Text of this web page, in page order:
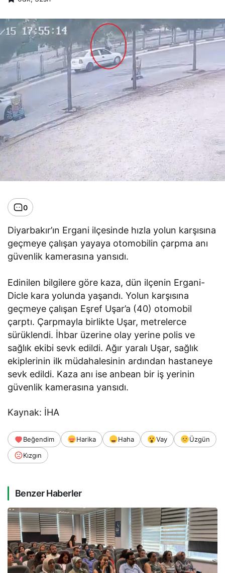
0
Diyarbakır’ın Ergani ilçesinde hızla yolun karşısına
geçmeye çalışan yayaya otomobilin çarpma anı
güvenlik kamerasına yansıdı.
Edinilen bilgilere göre kaza, dün ilçenin Ergani-
Dicle kara yolunda yaşandı. Yolun karşısına
geçmeye çalışan Eşref Uşar’a (40) otomobil
çarptı. Çarpmayla birlikte Uşar, metrelerce
sürüklendi. İhbar üzerine olay yerine polis ve
sağlık ekibi sevk edildi. Ağır yaralı Uşar, sağlık
ekiplerinin ilk müdahalesinin ardından hastaneye
sevk edildi. Kaza anı ise anbean bir iş yerinin
güvenlik kamerasına yansıdı.
Kaynak: İHA
Beğendim Harika Haha Vay
Üzgün
Kızgın
Benzer Haberler